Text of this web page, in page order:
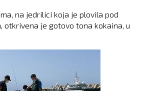
na jedrilici koja je plovila pod
otkrivena je gotovo tona kokaina, u